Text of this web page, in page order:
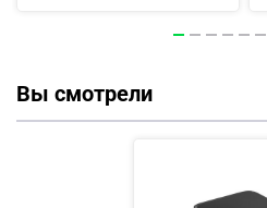
Вы смотрели